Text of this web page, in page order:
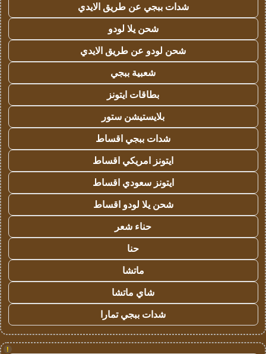
شدات ببجي عن طريق الايدي
شحن يلا لودو
شحن لودو عن طريق الايدي
شعبية ببجي
بطاقات ايتونز
بلايستيشن ستور
شدات ببجي اقساط
ايتونز امريكي اقساط
ايتونز سعودي اقساط
شحن يلا لودو اقساط
حناء شعر
حنا
ماتشا
شاي ماتشا
شدات ببجي تمارا
!